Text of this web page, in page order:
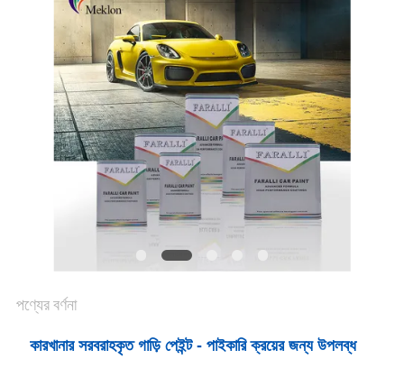
উদ্ধৃতির
আবেদন
SITEMAP
গোপনীয়তা
নীতি
পণ্যের বর্ণনা
কারখানার সরবরাহকৃত গাড়ি পেইন্ট - পাইকারি ক্রয়ের জন্য উপলব্ধ